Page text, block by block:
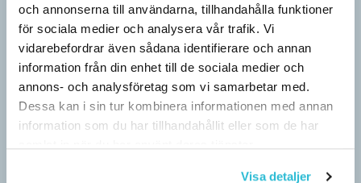
och annonserna till användarna, tillhandahålla funktioner
för sociala medier och analysera vår trafik. Vi
vidarebefordrar även sådana identifierare och annan
information från din enhet till de sociala medier och
annons- och analysföretag som vi samarbetar med.
Dessa kan i sin tur kombinera informationen med annan
information som du har tillhandahållit eller som de har
Visa detaljer
Egna tankar om andras skrivande
LÄSVÄRT
I boken Om skrivande slår psykoanalytikern Per Magnus
Johansson följe med författare som August Strindberg,